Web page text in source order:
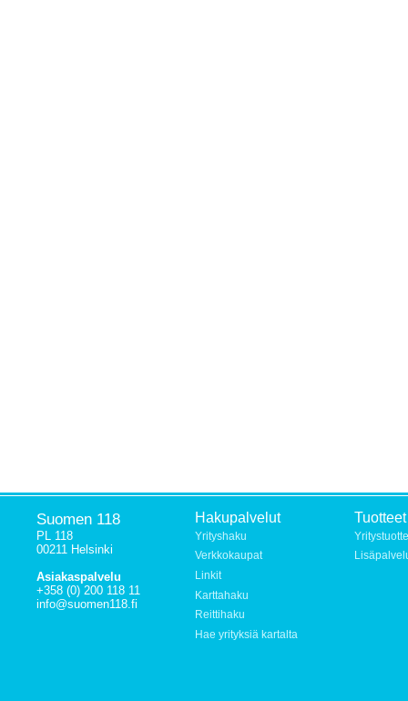
Suomen 118
PL 118
00211 Helsinki
Asiakaspalvelu
+358 (0) 200 118 11
info@suomen118.fi
Hakupalvelut
Yrityshaku
Verkkokaupat
Linkit
Karttahaku
Reittihaku
Hae yrityksiä kartalta